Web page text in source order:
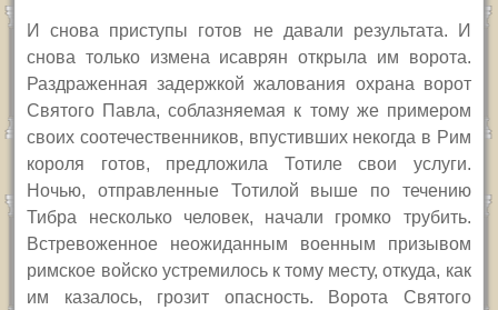
И снова приступы готов не давали результата. И
снова только измена исаврян открыла им ворота.
Раздраженная задержкой жалования охрана ворот
Святого Павла, соблазняемая к тому же примером
своих соотечественников, впустивших некогда в Рим
короля готов, предложила Тотиле свои услуги.
Ночью, отправленные Тотилой выше по течению
Тибра несколько человек, начали громко трубить.
Встревоженное неожиданным военным призывом
римское войско устремилось к тому месту, откуда, как
им казалось, грозит опасность. Ворота Святого